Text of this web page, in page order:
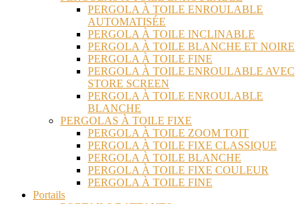
PERGOLA À TOILE ENROULABLE
AUTOMATISÉE
PERGOLA À TOILE INCLINABLE
PERGOLA À TOILE BLANCHE ET NOIRE
PERGOLA À TOILE FINE
PERGOLA À TOILE ENROULABLE AVEC
STORE SCREEN
PERGOLA À TOILE ENROULABLE
BLANCHE
PERGOLAS À TOILE FIXE
PERGOLA À TOILE ZOOM TOIT
PERGOLA À TOILE FIXE CLASSIQUE
PERGOLA À TOILE BLANCHE
PERGOLA À TOILE FIXE COULEUR
PERGOLA À TOILE FINE
Portails